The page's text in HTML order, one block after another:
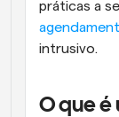
intrusivo.
O que é